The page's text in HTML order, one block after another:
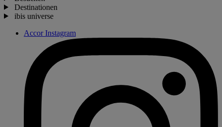
Destinationen
ibis universe
Accor Instagram